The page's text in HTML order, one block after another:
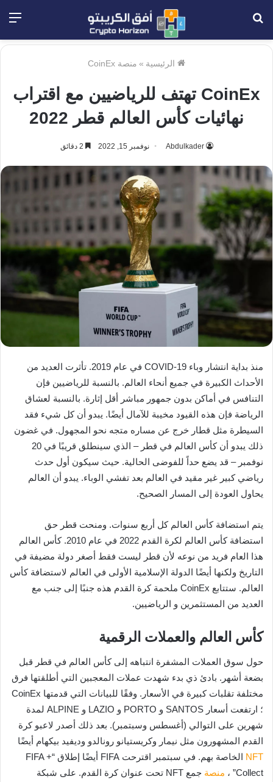
الرئيسية » منصة CoinEx
CoinEx تهتف للرياضيين مع اقتراب
نهائيات كأس العالم قطر 2022
Abdulkader نوفمبر 15, 2022
منذ بداية انتشار وباء COVID-19 في عام 2019. تأثرت العديد من
الأحداث الكبيرة في جميع أنحاء العالم. بالنسبة للرياضيين فإن
التنافس في أماكن بدون جمهور مباشر أقل إثارة. بالنسبة لعشاق
الرياضة فإن هذه القيود مخيبة للآمال أيضًا. يبدو أن كل شيء فقد
السيطرة مثل قطار خرج عن مساره متجه نحو المجهول. في غضون
ذلك يبدو أن كأس العالم في قطر – الذي سينطلق قريبًا في 20
نوفمبر – قد يضع حداً للفوضى الحالية. حيث سيكون أول حدث
رياضي كبير غير مقيد في العالم بعد تفشي الوباء. يبدو أن العالم
يحاول العودة إلى المسار الصحيح.
يتم استضافة كأس العالم كل أربع سنوات. ومنحت قطر حق
استضافة كأس العالم لكرة القدم 2022 في عام 2010. كأس ​​العالم
هذا العام فريد من نوعه لأن قطر ليست فقط أصغر دولة مضيفة في
التاريخ ولكنها أيضًا الدولة الإسلامية الأولى في العالم لاستضافة كأس
العالم. ستتابع CoinEx ملحمة كرة القدم هذه جنبًا إلى جنب مع
العديد من المستثمرين و الرياضيين.
كأس العالم والعملات الرقمية
حول سوق العملات المشفرة انتباهه إلى كأس العالم في قطر قبل
بضعة أشهر. بادئ ذي بدء شهدت عملات المعجبين التي أطلقتها فرق
مختلفة تقلبات كبيرة في الأسعار. وفقًا للبيانات التي قدمتها CoinEx
؛ ارتفعت أسعار SANTOS و PORTO و LAZIO و ALPINE لمدة
شهرين على التوالي (أغسطس وسبتمبر). بعد ذلك أصدر لاعبو كرة
القدم المشهورون مثل نيمار وكريستيانو رونالدو وديفيد بيكهام أيضًا
NFT
الخاصة بهم. في سبتمبر اقترحت FIFA أيضًا إطلاق “FIFA +
Collect” ،
منصة
جمع NFT تحت عنوان كرة القدم. على شبكة